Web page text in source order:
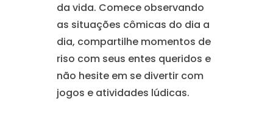
da vida. Comece observando
as situações cômicas do dia a
dia, compartilhe momentos de
riso com seus entes queridos e
não hesite em se divertir com
jogos e atividades lúdicas.